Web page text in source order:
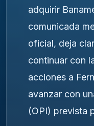
adquirir
comunicada
oficial, deja
continuar con
acciones a
avanzar con
(OPI) prevista